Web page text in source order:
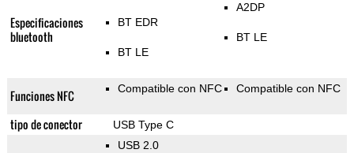
Especificaciones
bluetooth
BT EDR
BT LE
A2DP
BT LE
Funciones NFC Compatible con NFC Compatible con NFC
tipo de conector USB Type C
USB 2.0